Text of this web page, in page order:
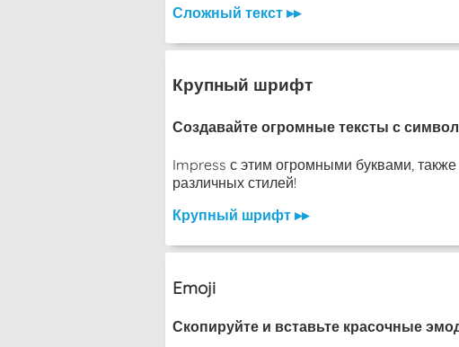
Сложный текст ▸▸
Крупный шрифт
Создавайте огромные тексты с
Impress с этим огромными буквами,
различных стилей!
Крупный шрифт ▸▸
Emoji
Скопируйте и вставьте красочные